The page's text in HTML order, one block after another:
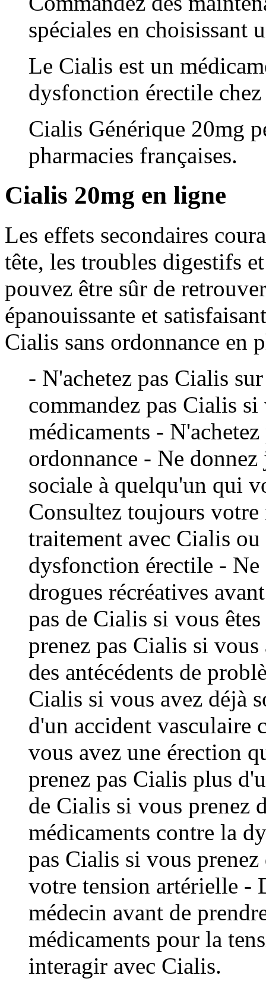
spéciales en choisissant
Le Cialis est un
dysfonction érectile
Cialis Générique 20mg
pharmacies françaises.
Cialis 20mg en ligne
Les effets secondaires
tête, les troubles digestifs
pouvez être sûr de
épanouissante et
Cialis sans ordonnance en
- N'achetez pas Cialis
commandez pas Cialis
médicaments -
ordonnance - Ne
sociale à quelqu'un qui
Consultez toujours votre
traitement avec Cialis
dysfonction érectile - Ne
drogues récréatives
pas de Cialis si vous
prenez pas Cialis si
des antécédents de
Cialis si vous avez déjà
d'un accident vasculaire
vous avez une érection
prenez pas Cialis plus
de Cialis si vous prenez
médicaments contre la
pas Cialis si vous
votre tension artérielle -
médecin avant de
médicaments pour la
interagir avec Cialis.